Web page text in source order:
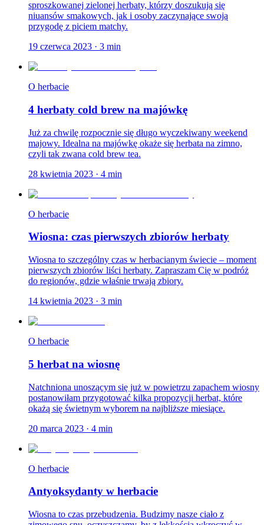
sproszkowanej zielonej herbaty, którzy doszukują się
niuansów smakowych, jak i osoby zaczynające swoją
przygodę z piciem matchy.
19 czerwca 2023 · 3 min
O herbacie
4 herbaty cold brew na majówkę
Już za chwilę rozpocznie się długo wyczekiwany weekend
majowy. Idealna na majówkę okaże się herbata na zimno,
czyli tak zwana cold brew tea.
28 kwietnia 2023 · 4 min
O herbacie
Wiosna: czas pierwszych zbiorów herbaty
Wiosna to szczególny czas w herbacianym świecie – moment
pierwszych zbiorów liści herbaty. Zapraszam Cię w podróż
do regionów, gdzie właśnie trwają zbiory.
14 kwietnia 2023 · 3 min
O herbacie
5 herbat na wiosnę
Natchniona unoszącym się już w powietrzu zapachem wiosny
postanowiłam przygotować kilka propozycji herbat, które
okażą się świetnym wyborem na najbliższe miesiące.
20 marca 2023 · 4 min
O herbacie
Antyoksydanty w herbacie
Wiosna to czas przebudzenia. Budzimy nasze ciało z